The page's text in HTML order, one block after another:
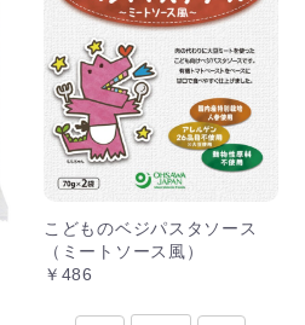
こどものベジパスタソース
（ミートソース風）
￥486